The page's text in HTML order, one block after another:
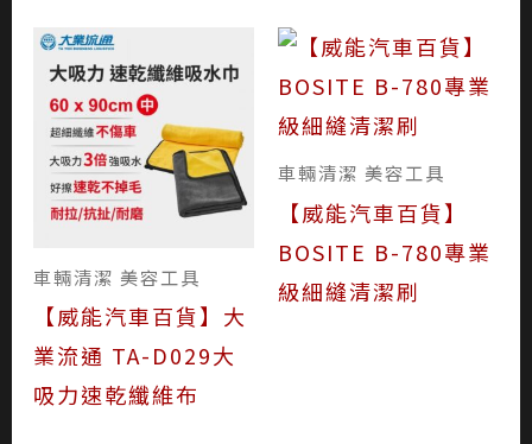
車輛清潔 美容工具
【威能汽車百貨】大
業流通 TA-D029大
吸力速乾纖維布
車輛清潔 美容工具
【威能汽車百貨】
BOSITE B-780專業
級細縫清潔刷